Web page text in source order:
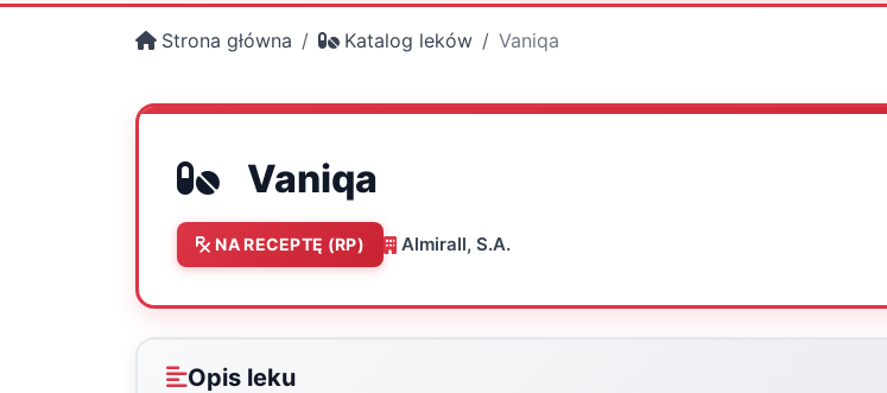
Strona główna Katalog leków Vaniqa
Vaniqa
NA RECEPTĘ (RP) Almirall, S.A.
Opis leku